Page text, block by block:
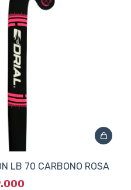
LB 70 CARBONO ROSA